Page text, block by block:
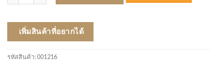
เพิ่มสินค้าที่อยากได้
รหัสสินค้า:001216